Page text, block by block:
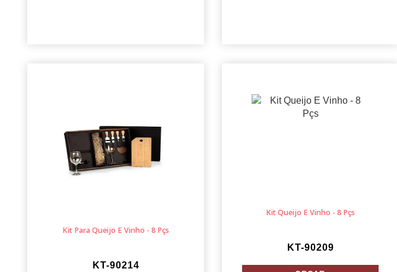
Kit Para Queijo E Vinho - 8 Pçs
KT-90214
Kit Queijo E Vinho - 8 Pçs
KT-90209